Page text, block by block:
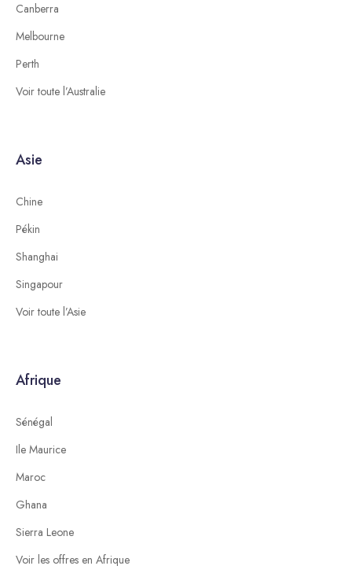
Canberra
Melbourne
Perth
Voir toute l’Australie
Asie
Chine
Pékin
Shanghai
Singapour
Voir toute l’Asie
Afrique
Sénégal
Ile Maurice
Maroc
Ghana
Sierra Leone
Voir les offres en Afrique